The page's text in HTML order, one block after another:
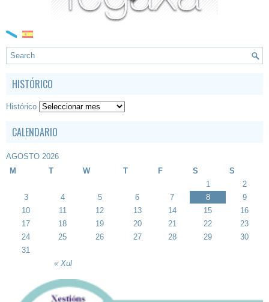
HISTÓRICO
Histórico
CALENDARIO
AGOSTO 2026
M
T W T F S S
« Xul
1
2
3
4 5 6 7 8
9
10
11 12 13 14 15
16
17
18 19 20 21 22
23
24
25 26 27 28 29
30
31